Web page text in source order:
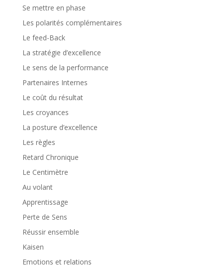
Se mettre en phase
Les polarités complémentaires
Le feed-Back
La stratégie d’excellence
Le sens de la performance
Partenaires Internes
Le coût du résultat
Les croyances
La posture d’excellence
Les règles
Retard Chronique
Le Centimètre
Au volant
Apprentissage
Perte de Sens
Réussir ensemble
Kaisen
Emotions et relations